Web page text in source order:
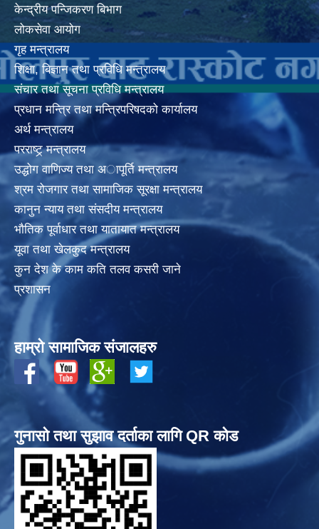
केन्द्रीय पन्जिकरण बिभाग
लोकसेवा आयोग
गृह मन्त्रालय
शिक्षा, बिज्ञान तथा प्रविधि मन्त्रालय
संचार तथा सूचना प्रविधि मन्त्रालय
प्रधान मन्त्रि तथा मन्त्रिपरिषदको कार्यालय
अर्थ मन्त्रालय
परराष्ट्र् मन्त्रालय
उद्धोग वाणिज्य तथा अापूर्ति मन्त्रालय
श्रम रोजगार तथा सामाजिक सूरक्षा मन्त्रालय
कानुन न्याय तथा संसदीय मन्त्रालय
भाैतिक पूर्वाधार तथा यातायात मन्त्रालय
यूवा तथा खेलकुद मन्त्रालय
कुन देश के काम कति तलव कसरी जाने
प्रशासन
हाम्रो सामाजिक संजालहरु
गुनासो तथा सुझाव दर्ताका लागि QR कोड